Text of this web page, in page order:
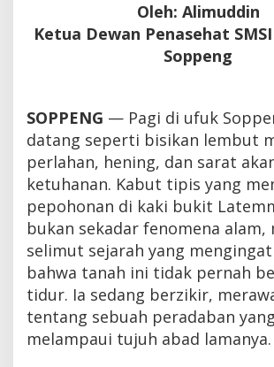
Oleh: Alimuddin
Ketua Dewan Penasehat
Soppeng
SOPPENG — Pagi di ufuk
datang seperti bisikan lembut
perlahan, hening, dan sarat
ketuhanan. Kabut tipis yang
pepohonan di kaki bukit
bukan sekadar fenomena alam,
selimut sejarah yang
bahwa tanah ini tidak pernah
tidur. Ia sedang berzikir,
tentang sebuah peradaban
melampaui tujuh abad lamanya.